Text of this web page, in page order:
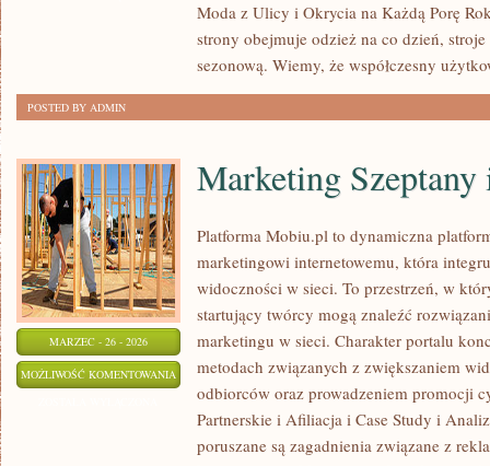
KAŻDĄ
PORĘ
ROKU
Moda z Ulicy i Okrycia na Każdą Porę
strony obejmuje odzież na co dzień,
sezonową. Wiemy, że współczesny
POSTED BY ADMIN
MARZEC - 26 - 2026
MOŻLIWOŚĆ KOMENTOWANIA MARKETING
SZEPTANY
OPINIE
Marketing
Platforma Mobiu.pl to dynamiczna
marketingowi internetowemu, która
widoczności w sieci. To przestrzeń, w
startujący twórcy mogą znaleźć
marketingu w sieci. Charakter portalu
metodach związanych z zwiększaniem
odbiorców oraz prowadzeniem promocji
Partnerskie i Afiliacja i Case Study i
poruszane są zagadnienia związane z